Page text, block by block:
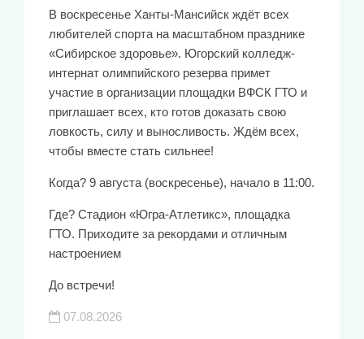
В воскресенье Ханты-Мансийск ждёт всех
любителей спорта на масштабном празднике
«Сибирское здоровье». Югорский колледж-
интернат олимпийского резерва примет
участие в организации площадки ВФСК ГТО и
приглашает всех, кто готов доказать свою
ловкость, силу и выносливость. Ждём всех,
чтобы вместе стать сильнее!
Когда? 9 августа (воскресенье), начало в 11:00.
Где? Стадион «Югра-Атлетикс», площадка
ГТО. Приходите за рекордами и отличным
настроением
До встречи!
07.08.2026